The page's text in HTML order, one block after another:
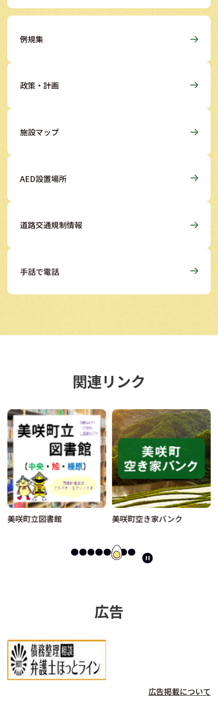
例規集
政策・計画
施設マップ
AED設置場所
道路交通規制情報
手話で電話
関連リンク
美咲町立図書館 美咲町空き家バンク
ス
ラ
広告
広告掲載について